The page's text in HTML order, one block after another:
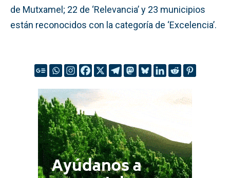
de Mutxamel; 22 de ‘Relevancia’ y 23 municipios
están reconocidos con la categoría de ‘Excelencia’.